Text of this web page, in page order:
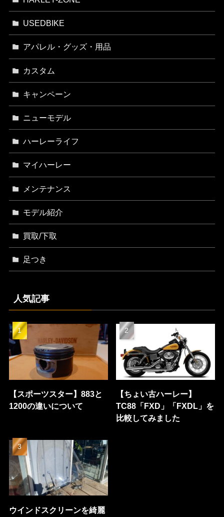
USEDBIKE
アパレル・グッズ・用品
カスタム
キャンペーン
ニューモデル
ハーレーライフ
マイハーレー
メンテナンス
モデル紹介
買取/下取
足つき
人気記事
【スポーツスター】883と
1200の違いについて
【ちょい古ハーレー】
TC88「FXD」「FXDL」を
比較してみました
ウインドスクリーンを綺麗